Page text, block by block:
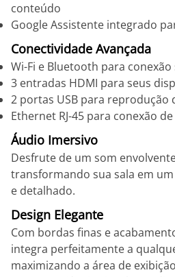
conteúdo
Google Assistente integrado
Conectividade Avançada
Wi-Fi e Bluetooth para conexão
3 entradas HDMI para seus
2 portas USB para reprodução
Ethernet RJ-45 para conexão
Áudio Imersivo
Desfrute de um som
transformando sua sala em
e detalhado.
Design Elegante
Com bordas finas e
integra perfeitamente a
maximizando a área de